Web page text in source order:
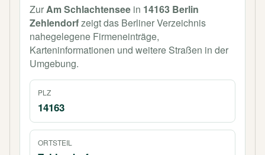
ZurAm Schlachtensee in 14163 Berlin
Zehlendorfzeigt das Berliner Verzeichnis
nahegelegene Firmeneinträge,
Karteninformationen und weitere Straßen in der
Umgebung.
PLZ
14163
ORTSTEIL